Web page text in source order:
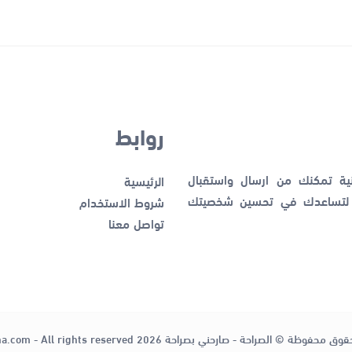
تمكنك من ارسال واستقبال
لتساعدك في تحسين شخصيتك
روابط
الرئيسية
شروط الاستخدام
تواصل معنا
محفوظة © الصراحة - صارحني بصراحة 2026 - All rights reserved